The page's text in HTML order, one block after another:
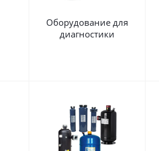
Оборудование для
диагностики